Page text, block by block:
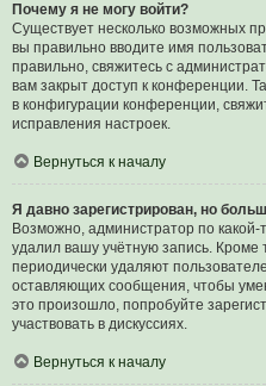
Почему я не могу войти?
Существует несколько возможных
вы правильно вводите имя
правильно, свяжитесь с
вам закрыт доступ к конференции.
в конфигурации конференции,
исправления настроек.
Вернуться к началу
Я давно зарегистрирован, но
Возможно, администратор по какой-
удалил вашу учётную запись. Кроме
периодически удаляют
оставляющих сообщения, чтобы
это произошло, попробуйте
участвовать в дискуссиях.
Вернуться к началу